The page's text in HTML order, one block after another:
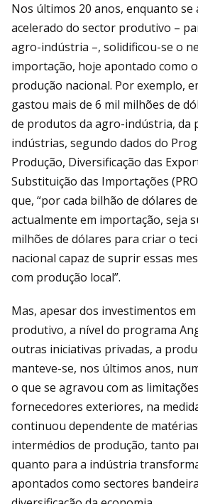
Nos últimos 20 anos, enquanto se
acelerado do sector produtivo –
agro-indústria –, solidificou-se o
importação, hoje apontado como
produção nacional. Por exemplo,
gastou mais de 6 mil milhões de
de produtos da agro-indústria, da
indústrias, segundo dados do
Produção, Diversificação das
Substituição das Importações
que, “por cada bilhão de dólares
actualmente em importação, seja
milhões de dólares para criar o
nacional capaz de suprir essas
com produção local”.
Mas, apesar dos investimentos
produtivo, a nível do programa
outras iniciativas privadas, a
manteve-se, nos últimos anos,
o que se agravou com as
fornecedores exteriores, na
continuou dependente de
intermédios de produção, tanto
quanto para a indústria
apontados como sectores